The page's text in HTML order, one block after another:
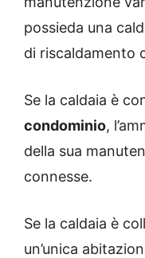
possieda una
di riscaldamento
Se la caldaia è
condominio,
della sua
connesse.
Se la caldaia è
un’unica